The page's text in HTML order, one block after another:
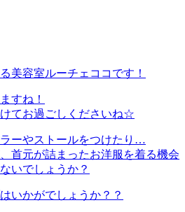
美容室ルーチェココです！
すね！
てお過ごしくださいね☆
ーやストールをつけたり…
首元が詰まったお洋服を着る機会
いでしょうか？
いかがでしょうか？？